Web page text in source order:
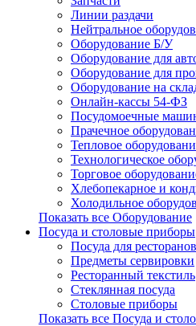
Линии раздачи
Нейтральное
Оборудование Б/У
Оборудование для
Оборудование для
Оборудование на
Онлайн-кассы 54-ФЗ
Посудомоечные
Прачечное
Тепловое
Технологическое
Торговое
Хлебопекарное и
Холодильное
Показать все Оборудование
Посуда и столовые приборы
Посуда для ресторанов
Предметы сервировки
Ресторанный текстиль
Стеклянная посуда
Столовые приборы
Показать все Посуда и